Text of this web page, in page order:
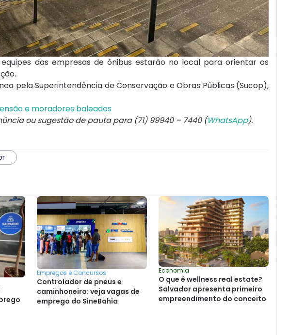
das empresas de ônibus estarão no local para orientar os
pela Superintendência de Conservação e Obras Públicas (Sucop),
e moradores baleados
ou sugestão de pauta para (71) 99940 – 7440 (WhatsApp).
Empregos e Concursos
Controlador de pneus e
caminhoneiro: veja vagas de
emprego do SineBahia
Economia
O que é wellness real estate?
Salvador apresenta primeiro
empreendimento do conceito